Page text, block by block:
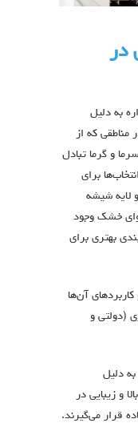
در
به دلیل
که از
و گرما تبادل
برای
لایه شیشه
خشک وجود
بهتری برای
کاربردهای آن‌ها
(دولتی و
به دلیل
و زیبایی در
قرار می‌گیرند.